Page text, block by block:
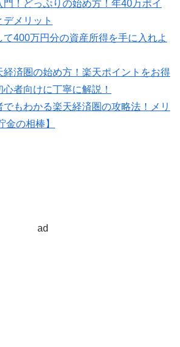
！どっぷりの始め方！年40万ポイ
メリット
400万円分の資産所得を手に入れよ
経済圏の始め方！楽天ポイントをお得
者向けに丁寧に解説！
でもわかる楽天経済圏の攻略法！メリ
金の相棒】
ad